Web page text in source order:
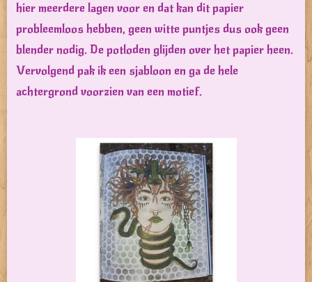
hier meerdere lagen voor en dat kan dit papier
probleemloos hebben, geen witte puntjes dus ook geen
blender nodig. De potloden glijden over het papier heen.
Vervolgend pak ik een sjabloon en ga de hele
achtergrond voorzien van een motief.